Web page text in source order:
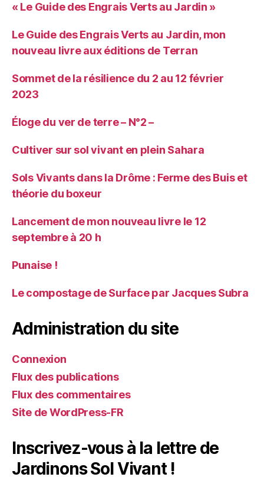
« Le Guide des Engrais Verts au Jardin »
Le Guide des Engrais Verts au Jardin, mon
nouveau livre aux éditions de Terran
Sommet de la résilience du 2 au 12 février
2023
Éloge du ver de terre – N°2 –
Cultiver sur sol vivant en plein Sahara
Sols Vivants dans la Drôme : Ferme des Buis et
théorie du boxeur
Lancement de mon nouveau livre le 12
septembre à 20 h
Punaise !
Le compostage de Surface par Jacques Subra
Administration du site
Connexion
Flux des publications
Flux des commentaires
Site de WordPress-FR
Inscrivez-vous à la lettre de
Jardinons Sol Vivant !